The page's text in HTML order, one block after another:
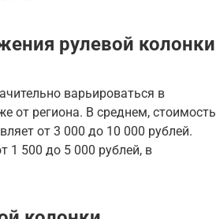
рулевой колонки
варьироваться в
от региона. В среднем, стоимость
от 3 000 до 10 000 рублей.
1 500 до 5 000 рублей, в